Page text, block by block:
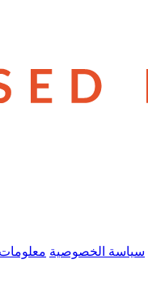
سياسة الخصوصية